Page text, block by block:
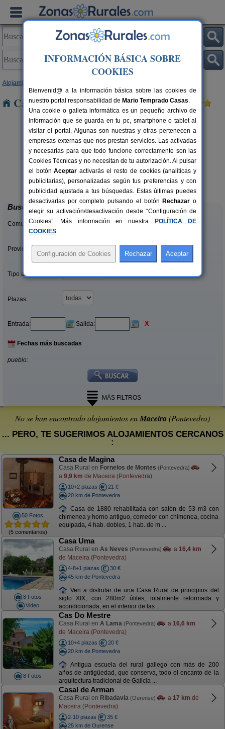
Alojamientos
Casas Rurales cerca de Maceira
2-5+1 pers.
desde40 €
Apartamentos Puerto Basella
Vilanova de Arousa (Pontevedra)
Buscar
Comunidades:
Provincias/Islas:
Tipo alquiler:
Plazas:
Entrada: Salida: X
Fechas más buscadas
pueblo:
MÁS FILTROS
No se han encontrado alojamientos enMaceira (Pontevedra)
... PERO, TE SUGERIMOS ALOJAMIENTOS CERCANOS
:
50 Fotos
(5 comentarios)
Casa de Magina
Casa Rural en Fornelos de Montes (Pontevedra)
a 9,9 km de Maceira (Pontevedra)
10+2 plazas
21 €
20 km de Pontevedra
Casa de 1880 rehabilitada con salón de 53 m3 con
chimenea y horno antiguo, comedor con chimenea, cocina
equipada, 4 hab. dobles, 1 hab. de m ...
8 Fotos
Video
Casa Uma
Casa Rural en As Neves (Pontevedra) a 16,4 km
de Maceira (Pontevedra)
4-8+1 plazas
30 €
45 km de Pontevedra
Ven a disfrutar de una Casa Rural de principios del
siglo XIX, con 280m2 útiles, totalmente reformada y
acondicionada, en el interior de las ...
8 Fotos
Cas Do Mestre
Casa Rural en A Lama (Pontevedra) a 16,6 km
de Maceira (Pontevedra)
10+4 plazas
20 €
20 km de Pontevedra
Antigua escuela del rural gallego con más de 200
años de antigüedad, que conserva, todo el encanto de la
arquitectura tradicional de Galicia ...
Casal de Arman
Casa Rural en Ribadavia (Ourense) a 17 km de
Maceira (Pontevedra)
2-10 plazas
35 €
25 km de Ourense
INFORMACIÓN BÁSICA SOBRE
COOKIES
Bienvenid@ a la información básica sobre las cookies de
nuestro portal responsabilidad de Mario Temprado Casas.
Una cookie o galleta informática es un pequeño archivo de
información que se guarda en tu pc, smartphone o tablet al
visitar el portal. Algunas son nuestras y otras pertenecen a
empresas externas que nos prestan servicios. Las activadas
y necesarias para que todo funcione correctamente son las
Cookies Técnicas y no necesitan de tu autorización. Al pulsar
el botónAceptar activarás el resto de cookies (analíticas y
publicitarias), personalizadas según tus preferencias y con
publicidad ajustada a tus búsquedas. Estas últimas puedes
desactivarlas por completo pulsando el botón Rechazar o
elegir su activación/desactivación desde “Configuración de
Cookies”. Más información en nuestra
POLÍTICA DE
COOKIES.